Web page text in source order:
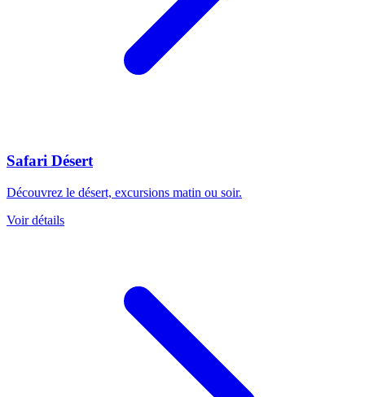
Safari Désert
Découvrez le désert, excursions matin ou soir.
Voir détails